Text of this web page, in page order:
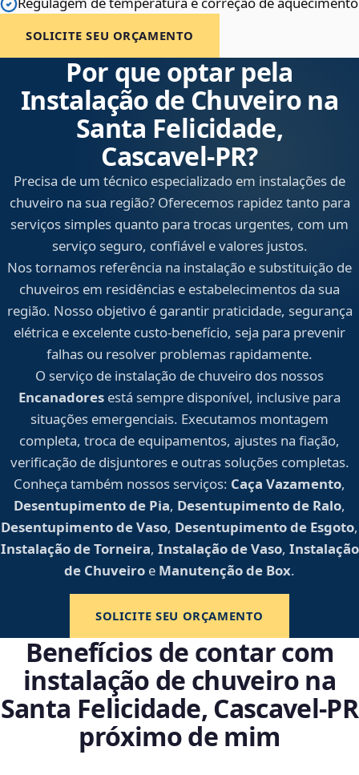
SOLICITE SEU ORÇAMENTO
Por que optar pela
Instalação de Chuveiro na
Santa Felicidade,
Cascavel‑PR?
Precisa de um técnico especializado em instalações de
chuveiro na sua região? Oferecemos rapidez tanto para
serviços simples quanto para trocas urgentes, com um
serviço seguro, confiável e valores justos.
Nos tornamos referência na instalação e substituição de
chuveiros em residências e estabelecimentos da sua
região. Nosso objetivo é garantir praticidade, segurança
elétrica e excelente custo-benefício, seja para prevenir
falhas ou resolver problemas rapidamente.
O serviço de instalação de chuveiro dos nossos
Encanadores está sempre disponível, inclusive para
situações emergenciais. Executamos montagem
completa, troca de equipamentos, ajustes na fiação,
verificação de disjuntores e outras soluções completas.
Conheça também nossos serviços: Caça Vazamento,
Desentupimento de Pia, Desentupimento de Ralo,
Desentupimento de Vaso, Desentupimento de Esgoto,
Instalação de Torneira, Instalação de Vaso, Instalação
de Chuveiro e Manutenção de Box.
SOLICITE SEU ORÇAMENTO
Benefícios de contar com
instalação de chuveiro na
Santa Felicidade, Cascavel‑PR
próximo de mim